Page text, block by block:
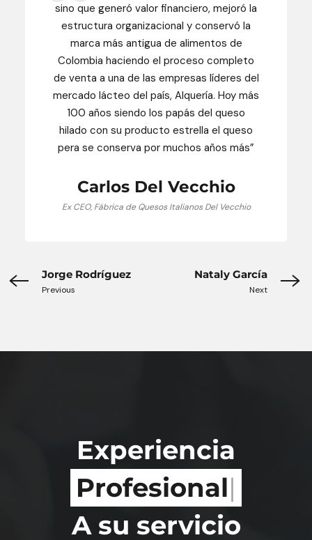
sino que generó valor financiero, mejoró la
estructura organizacional y conservó la
marca más antigua de alimentos de
Colombia haciendo el proceso completo
de venta a una de las empresas líderes del
mercado lácteo del país, Alquería. Hoy más
100 años siendo los papás del queso
hilado con su producto estrella el queso
pera se conserva por muchos años más”
Carlos Del Vecchio
Ex CEO, Fábrica de Quesos Italianos Del Vecchio
Jorge Rodríguez
Previous
Nataly García
Next
Experiencia
R|
A su servicio